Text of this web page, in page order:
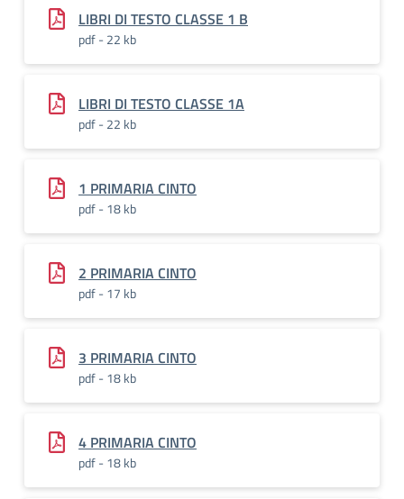
LIBRI DI TESTO CLASSE 1 B
pdf - 22 kb
LIBRI DI TESTO CLASSE 1A
pdf - 22 kb
1 PRIMARIA CINTO
pdf - 18 kb
2 PRIMARIA CINTO
pdf - 17 kb
3 PRIMARIA CINTO
pdf - 18 kb
4 PRIMARIA CINTO
pdf - 18 kb